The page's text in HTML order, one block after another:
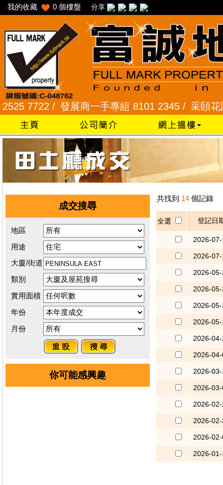
我的收藏 0 個樓盤 分享
7722 /發展商一手專組 8101 2345 /采頣花園
成交搜尋
地區
用途
大廈/街道
類別
實用面積
年份
月份
你可能感興趣
共找到 14 個記錄
全選 登記日
2026-
2026-
2026-
2026-
2026-
2026-
2026-
2026-
2026-
2026-
2026-
2026-
2026-
2026-